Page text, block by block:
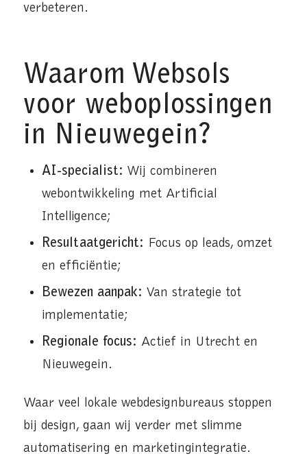
verbeteren.
Waarom Websols
voor weboplossingen
in Nieuwegein?
AI-specialist: Wij combineren
webontwikkeling met Artificial
Intelligence;
Resultaatgericht: Focus op leads, omzet
en efficiëntie;
Bewezen aanpak: Van strategie tot
implementatie;
Regionale focus: Actief in Utrecht en
Nieuwegein.
Waar veel lokale webdesignbureaus stoppen
bij design, gaan wij verder met slimme
automatisering en marketingintegratie.